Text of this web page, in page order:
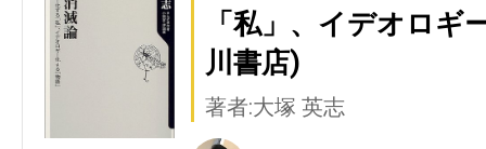
「私」、イデオロギ
川書店)
著者:大塚 英志